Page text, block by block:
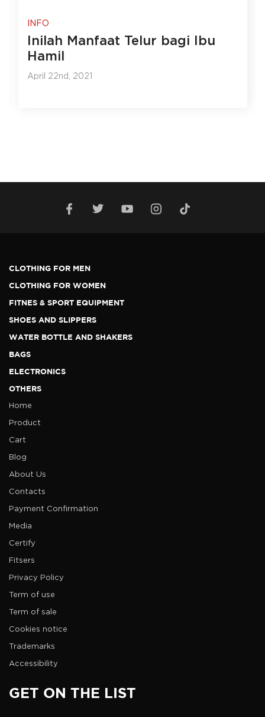
INFO
Inilah Manfaat Telur bagi Ibu
Hamil
April 22nd, 2021
CLOTHING FOR MEN
CLOTHING FOR WOMEN
FITNES & SPORT EQUIPMENT
SHOES AND SLIPPERS
WATER BOTTLE AND SHAKERS
BAGS
ELECTRONICS
OTHERS
Home
Product
Cart
Blog
About Us
Contacts
Payment Confirmation
Media
Certify
Fitsers
Privacy Policy
Term of use
Term of sale
Cookies notice
Trademarks
Accessibility
GET ON THE LIST